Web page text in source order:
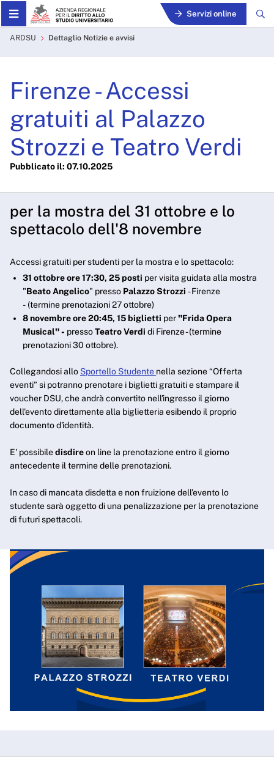
Skip to Main Content Servizi online
Firenze - Accessi gratuiti al
ARDSU Dettaglio Notizie e avvisi
Firenze - Accessi
gratuiti al Palazzo
Strozzi e Teatro Verdi
Pubblicato il: 07.10.2025
per la mostra del 31 ottobre e lo
spettacolo dell'8 novembre
Accessi gratuiti per studenti per la mostra e lo spettacolo:
31 ottobre ore 17:30, 25 posti per visita guidata alla mostra
"Beato Angelico" presso Palazzo Strozzi - Firenze
- (termine prenotazioni 27 ottobre)
8 novembre ore 20:45, 15 biglietti per"Frida Opera
Musical" - pressoTeatro Verdi di Firenze - (termine
prenotazioni 30 ottobre).
Collegandosi allo Sportello Studente nella sezione “Offerta
eventi” si potranno prenotare i biglietti gratuiti e stampare il
voucher DSU, che andrà convertito nell'ingresso il giorno
dell'evento direttamente alla biglietteria esibendo il proprio
documento d'identità.
E' possibiledisdireon line la prenotazione entro il giorno
antecedente il termine delle prenotazioni.
In caso di mancata disdetta e non fruizione dell'evento lo
studente sarà oggetto di una penalizzazione per la prenotazione
di futuri spettacoli.